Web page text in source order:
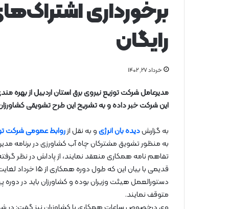
برخورداری
رایگان
خرداد ۲۷, ۱۴۰۲
مدیرعامل شرکت توزیع نیروی برق استان اردبیل از بهره
این شرکت خبر داده و به تشریح این طرح تشویقی
به گزارشدیده بان انرژیو به نقل ازروابط عمومی شرکت
به منظور تشویق مشترکان چاه آب کشاورزی در برنامه
تفاهم نامه همکاری منعقد نمایند، از پاداش در نظر
متوقف نمایند.